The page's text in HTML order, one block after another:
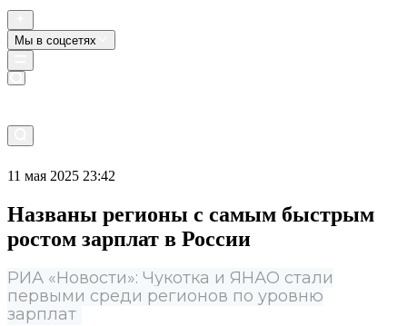
Мы в соцсетях
11 мая 2025 23:42
Названы регионы с самым быстрым
ростом зарплат в России
РИА «Новости»: Чукотка и ЯНАО стали
первыми среди регионов по уровню
зарплат